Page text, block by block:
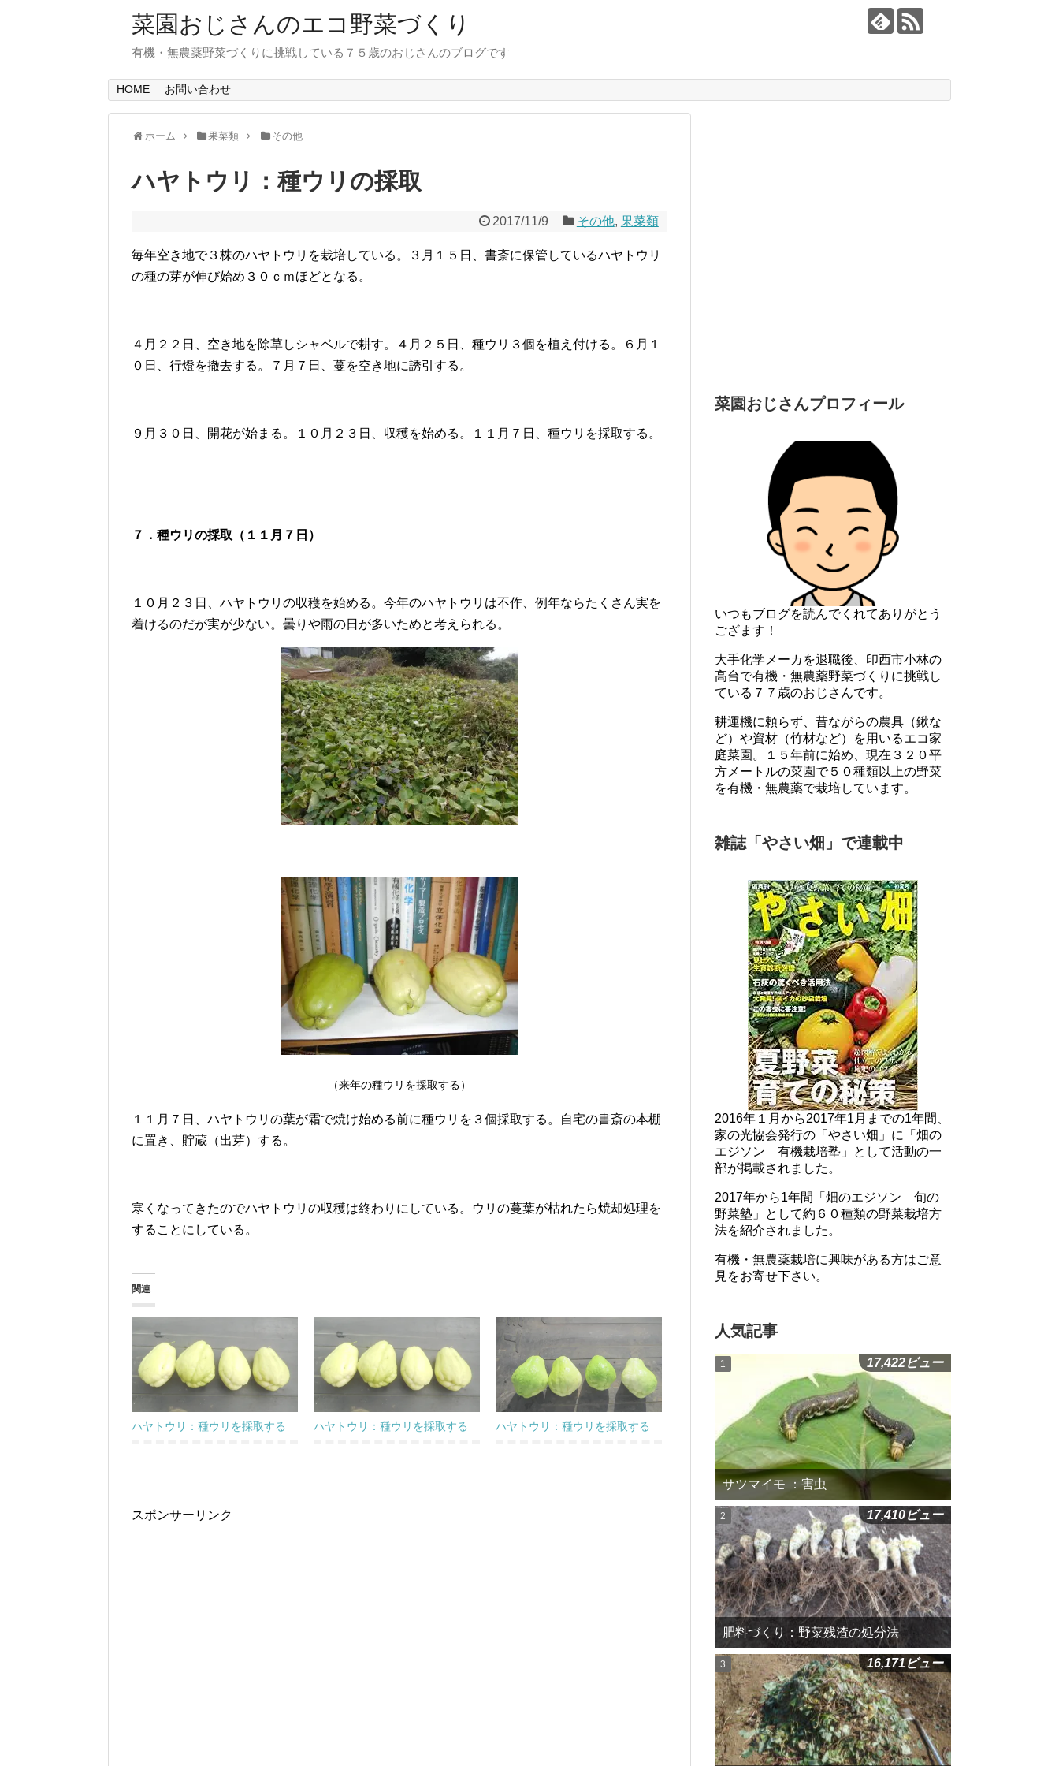
菜園おじさんのエコ野菜づくり
有機・無農薬野菜づくりに挑戦している７５歳のおじさんのブログです
HOME お問い合わせ
ホーム 果菜類 その他
ハヤトウリ：種ウリの採取
2017/11/9 その他, 果菜類
毎年空き地で３株のハヤトウリを栽培している。３月１５日、書斎に保管しているハヤトウリ
の種の芽が伸び始め３０ｃｍほどとなる。
４月２２日、空き地を除草しシャベルで耕す。４月２５日、種ウリ３個を植え付ける。６月１
０日、行燈を撤去する。７月７日、蔓を空き地に誘引する。
９月３０日、開花が始まる。１０月２３日、収穫を始める。１１月７日、種ウリを採取する。
７．種ウリの採取（１１月７日）
１０月２３日、ハヤトウリの収穫を始める。今年のハヤトウリは不作、例年ならたくさん実を
着けるのだが実が少ない。曇りや雨の日が多いためと考えられる。
（来年の種ウリを採取する）
１１月７日、ハヤトウリの葉が霜で焼け始める前に種ウリを３個採取する。自宅の書斎の本棚
に置き、貯蔵（出芽）する。
寒くなってきたのでハヤトウリの収穫は終わりにしている。ウリの蔓葉が枯れたら焼却処理を
することにしている。
関連
ハヤトウリ：種ウリを採取する ハヤトウリ：種ウリを採取する ハヤトウリ：種ウリを採取する
スポンサーリンク
菜園おじさんプロフィール
いつもブログを読んでくれてありがとう
ござます！
大手化学メーカを退職後、印西市小林の
高台で有機・無農薬野菜づくりに挑戦し
ている７７歳のおじさんです。
耕運機に頼らず、昔ながらの農具（鍬な
ど）や資材（竹材など）を用いるエコ家
庭菜園。１５年前に始め、現在３２０平
方メートルの菜園で５０種類以上の野菜
を有機・無農薬で栽培しています。
雑誌「やさい畑」で連載中
2016年１月から2017年1月までの1年間、
家の光協会発行の「やさい畑」に「畑の
エジソン 有機栽培塾」として活動の一
部が掲載されました。
2017年から1年間「畑のエジソン 旬の
野菜塾」として約６０種類の野菜栽培方
法を紹介されました。
有機・無農薬栽培に興味がある方はご意
見をお寄せ下さい。
人気記事
サツマイモ ：害虫
17,422ビュー
肥料づくり：野菜残渣の処分法
17,410ビュー
16,171ビュー